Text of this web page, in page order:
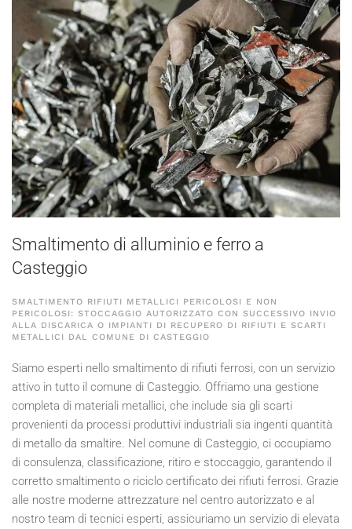
Smaltimento di alluminio e ferro a
Casteggio
SMALTIMENTO RIFIUTI METALLICI PERICOLOSI E NON
PERICOLOSI: STOCCAGGIO AUTORIZZATO CON SUCCESSIVO INVIO
ALLA DISCARICA O IMPIANTI DI RECUPERO DI RIFIUTI E SCARTI
METALLICI DAL COMUNE DI CASTEGGIO
Siamo esperti nello smaltimento di rifiuti ferrosi, con un servizio
attivo in tutto il comune di Casteggio. Offriamo una gestione
completa di materiali metallici, che include sia gli scarti
provenienti da processi produttivi industriali sia ingenti quantità
di metallo da smaltire. Nel comune di Casteggio, ci occupiamo
di consulenza, classificazione, ritiro e stoccaggio, garantendo il
corretto smaltimento o riciclo certificato dei rifiuti ferrosi. Grazie
alle nostre moderne attrezzature nel centro autorizzato e al
nostro team di tecnici esperti, assicuriamo un servizio di elevata